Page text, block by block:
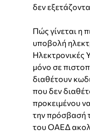
δεν
Πώς γίνεται η
υποβολή
Ηλεκτρονικές
μόνο σε
διαθέτουν
που δεν
προκειμένου
την πρόσβασή
του ΟΑΕΔ